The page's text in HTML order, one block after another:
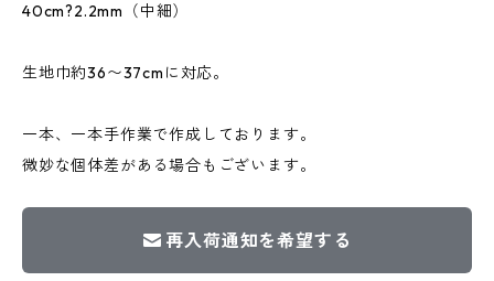
40cm?2.2mm（中細）
生地巾約36〜37cmに対応。
一本、一本手作業で作成しております。
微妙な個体差がある場合もございます。
再入荷通知を希望する